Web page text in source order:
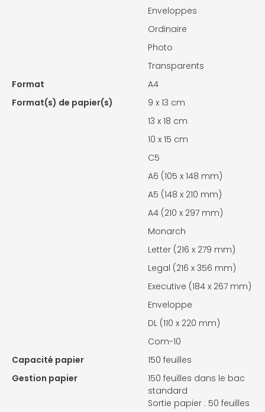
Enveloppes
Ordinaire
Photo
Transparents
Format
A4
Format(s) de papier(s)
9 x 13 cm
13 x 18 cm
10 x 15 cm
C5
A6 (105 x 148 mm)
A5 (148 x 210 mm)
A4 (210 x 297 mm)
Monarch
Letter (216 x 279 mm)
Legal (216 x 356 mm)
Executive (184 x 267 mm)
Enveloppe
DL (110 x 220 mm)
Com-10
Capacité papier
150 feuilles
Gestion papier
150 feuilles dans le bac
standard
Sortie papier : 50 feuilles